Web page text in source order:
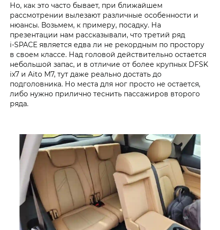
Но, как это часто бывает, при ближайшем
рассмотрении вылезают различные особенности и
нюансы. Возьмем, к примеру, посадку. На
презентации нам рассказывали, что третий ряд
i‑SPACE является едва ли не рекордным по простору
в своем классе. Над головой действительно остается
небольшой запас, и в отличие от более крупных DFSK
ix7 и Aito M7, тут даже реально достать до
подголовника. Но места для ног просто не остается,
либо нужно прилично теснить пассажиров второго
ряда.